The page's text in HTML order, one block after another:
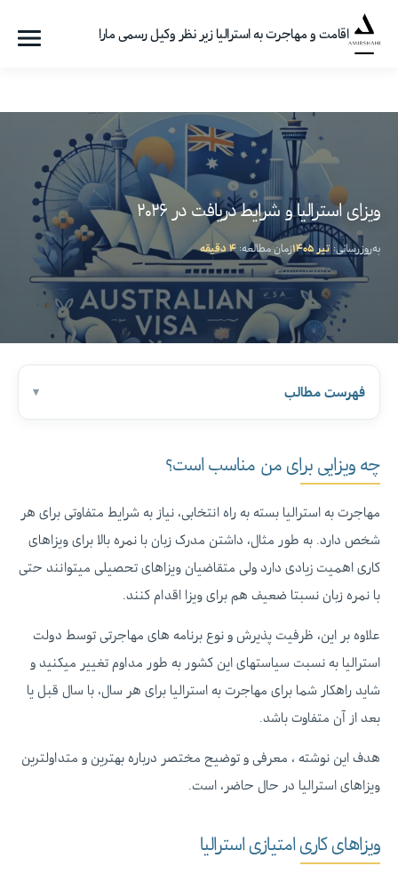
اقامت و مهاجرت به استرالیا زیر نظر وکیل رسمی مارا
ویزای استرالیا و شرایط دریافت در ۲۰۲۶
به‌روزرسانی: تیر ۱۴۰۵ زمان مطالعه: ۴ دقیقه
فهرست مطالب
چه ویزایی برای من مناسب است؟
مهاجرت به استرالیا بسته به راه انتخابی، نیاز به شرایط متفاوتی برای هر
شخص دارد. به طور مثال، داشتن مدرک زبان با نمره بالا برای ویزاهای
کاری اهمیت زیادی دارد ولی متقاضیان ویزاهای تحصیلی میتوانند حتی
با نمره زبان نسبتا ضعیف هم برای ویزا اقدام کنند.
علاوه بر این، ظرفیت پذیرش و نوع برنامه های مهاجرتی توسط دولت
استرالیا به نسبت سیاستهای این کشور به طور مداوم تغییر میکنید و
شاید راهکار شما برای مهاجرت به استرالیا برای هر سال، با سال قبل یا
بعد از آن متفاوت باشد.
هدف این نوشته ، معرفی و توضیح مختصر درباره بهترین و متداولترین
ویزاهای استرالیا در حال حاضر، است.
ویزاهای کاری امتیازی استرالیا